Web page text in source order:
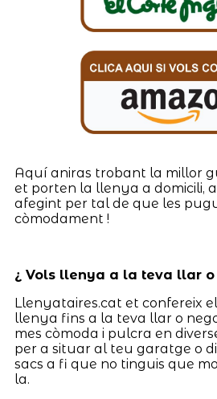
Aquí aniras trobant la millor
et porten la llenya a domicili,
afegint per tal de que les
còmodament !
¿ Vols llenya a la teva llar o
Llenyataires.cat et confereix
llenya fins a la teva llar o
mes còmoda i pulcra en
per a situar al teu garatge o
sacs a fi que no tinguis que
la.